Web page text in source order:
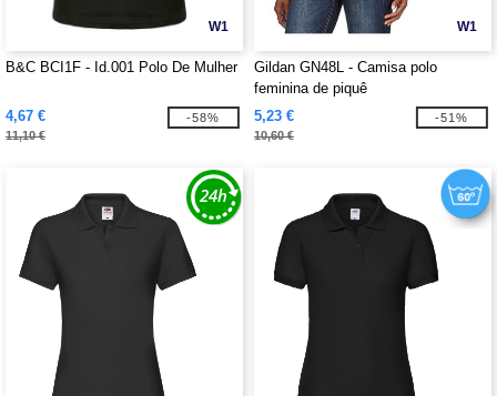
W1
B&C BCI1F - Id.001 Polo De Mulher
4,67 €
11,10 €
-58%
W1
Gildan GN48L - Camisa polo
feminina de piquê
5,23 €
10,60 €
-51%